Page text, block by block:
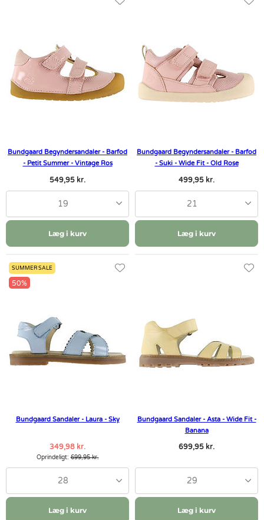
Bundgaard Begyndersandaler - Barfod
- Petit Summer - Vintage Ros
549,95 kr.
19
Læg i kurv
Bundgaard Begyndersandaler - Barfod
- Suki - Wide Fit - Old Rose
499,95 kr.
21
Læg i kurv
SUMMER SALE
50%
Bundgaard Sandaler - Laura - Sky
349,98 kr.
Oprindeligt:699,95 kr.
28
Læg i kurv
Bundgaard Sandaler - Asta - Wide Fit -
Banana
699,95 kr.
29
Læg i kurv